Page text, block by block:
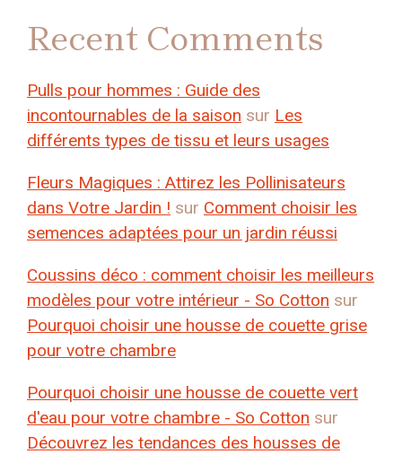
Recent Comments
Pulls pour hommes : Guide des
incontournables de la saison sur Les
différents types de tissu et leurs usages
Fleurs Magiques : Attirez les Pollinisateurs
dans Votre Jardin ! sur Comment choisir les
semences adaptées pour un jardin réussi
Coussins déco : comment choisir les meilleurs
modèles pour votre intérieur - So Cotton sur
Pourquoi choisir une housse de couette grise
pour votre chambre
Pourquoi choisir une housse de couette vert
d'eau pour votre chambre - So Cotton sur
Découvrez les tendances des housses de